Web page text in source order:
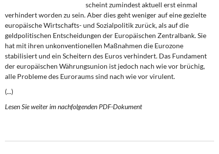
DIE LINKE
Weitere Themen
Memo-Gruppe
Institut Solidarische Moderne
Rosa-Luxemburg-Stiftung
scheint zumindest aktuell erst einmal
verhindert worden zu sein. Aber dies geht weniger auf eine gezielte
europäische Wirtschafts- und Sozialpolitik zurück, als auf die
geldpolitischen Entscheidungen der Europäischen Zentralbank. Sie
hat mit ihren unkonventionellen Maßnahmen die Eurozone
stabilisiert und ein Scheitern des Euros verhindert. Das Fundament
der europäischen Währungsunion ist jedoch nach wie vor brüchig,
alle Probleme des Euroraums sind nach wie vor virulent.
(...)
Lesen Sie weiter im nachfolgenden PDF-Dokument